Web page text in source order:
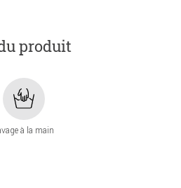
produit
à la main